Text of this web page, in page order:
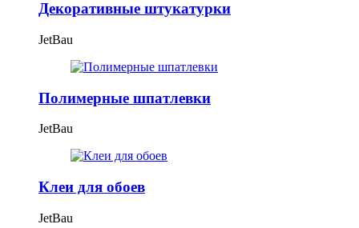
Декоративные штукатурки
JetBau
Полимерные шпатлевки
JetBau
Клеи для обоев
JetBau